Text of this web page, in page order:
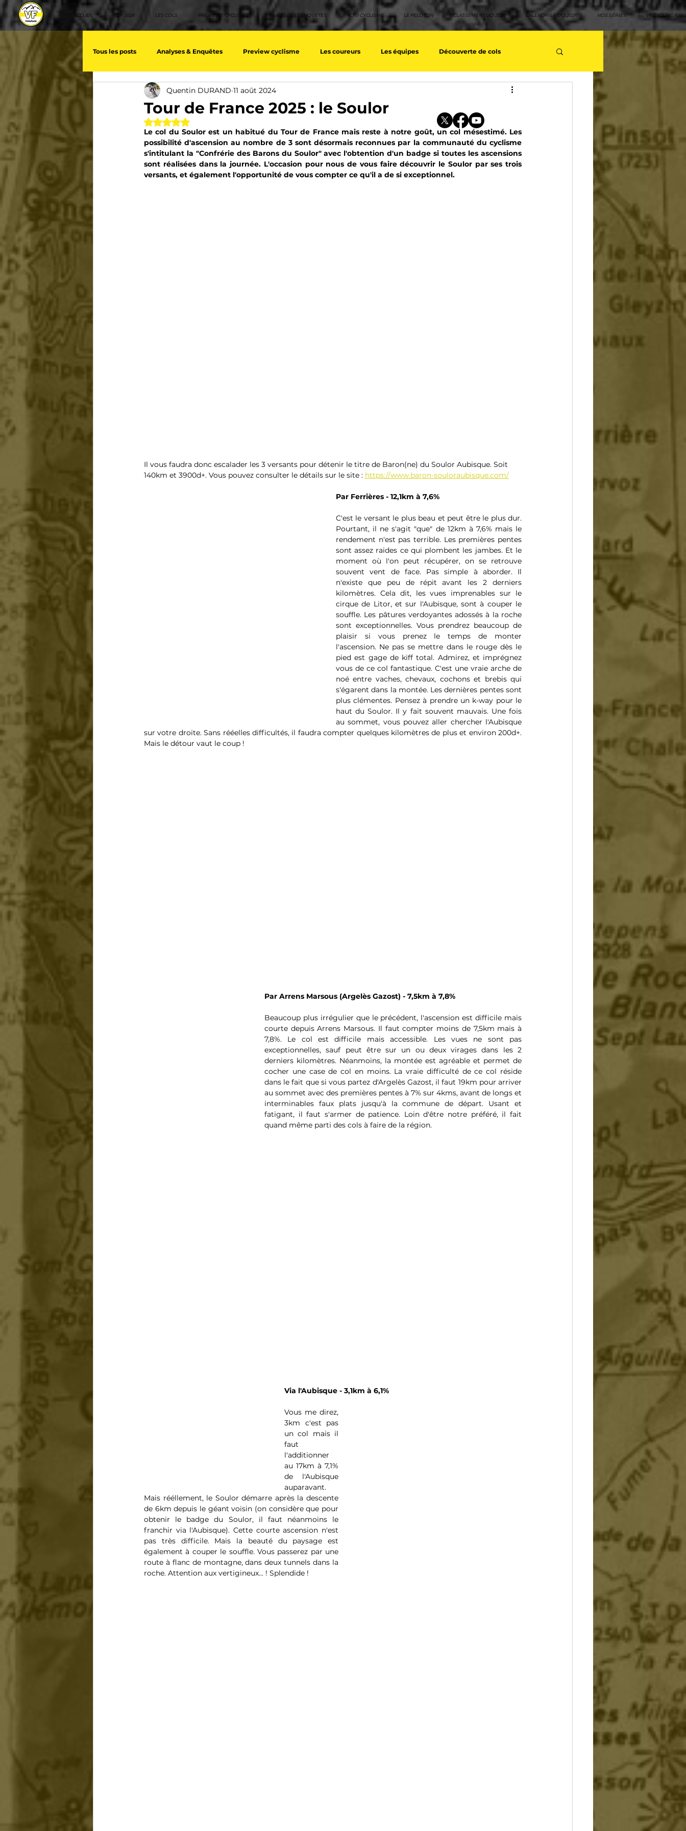
ACCUEIL TDF 2026 LES COLS PREVIEWS CYCLISME ANALYSES ET ENQUETES ACTU CYCLISME LE PELOTON CLASSEMENT UCI 2026 CALENDRIER UCI 2026 NOS SÉRIES VF CYCLING
Tous les posts Analyses & Enquêtes Preview cyclisme Les coureurs Les équipes Découverte de cols
Les voix du cyclisme Géopolitique Les Tuto cyclisme Nos séries - Coureurs sans GT
Nos séries - Baroudeurs Meilleurs équipes Top 10 grimpeurs Top 10 pavé Top 10 sprinteurs Top 10 rouleurs
Giro d'Italia TDF La vuelta / Tour d'Espagne Rétro Quizz EpopeeVF Actu cyclisme
Tour de France 2025 : le Soulor
Quentin DURAND 11 août 2024
Noté NaN étoiles sur 5.
Le col du Soulor est un habitué du Tour de France mais reste à notre goût, un col mésestimé. Les
possibilité d'ascension au nombre de 3 sont désormais reconnues par la communauté du cyclisme
s'intitulant la "Confrérie des Barons du Soulor" avec l'obtention d'un badge si toutes les ascensions
sont réalisées dans la journée. L'occasion pour nous de vous faire découvrir le Soulor par ses trois
versants, et également l'opportunité de vous compter ce qu'il a de si exceptionnel.
Il vous faudra donc escalader les 3 versants pour détenir le titre de Baron(ne) du Soulor Aubisque. Soit
140km et 3900d+. Vous pouvez consulter le détails sur le site : https://www.baron-souloraubisque.com/
Par Ferrières - 12,1km à 7,6%
C'est le versant le plus beau et peut être le plus dur.
Pourtant, il ne s'agit "que" de 12km à 7,6% mais le
rendement n'est pas terrible. Les premières pentes
sont assez raides ce qui plombent les jambes. Et le
moment où l'on peut récupérer, on se retrouve
souvent vent de face. Pas simple à aborder. Il
n'existe que peu de répit avant les 2 derniers
kilomètres. Cela dit, les vues imprenables sur le
cirque de Litor, et sur l'Aubisque, sont à couper le
souffle. Les pâtures verdoyantes adossés à la roche
sont exceptionnelles. Vous prendrez beaucoup de
plaisir si vous prenez le temps de monter
l'ascension. Ne pas se mettre dans le rouge dès le
pied est gage de kiff total. Admirez, et imprégnez
vous de ce col fantastique. C'est une vraie arche de
noé entre vaches, chevaux, cochons et brebis qui
s'égarent dans la montée. Les dernières pentes sont
plus clémentes. Pensez à prendre un k-way pour le
haut du Soulor. Il y fait souvent mauvais. Une fois
au sommet, vous pouvez aller chercher l'Aubisque
sur votre droite. Sans rééelles difficultés, il faudra compter quelques kilomètres de plus et environ 200d+.
Mais le détour vaut le coup !
Par Arrens Marsous (Argelès Gazost) - 7,5km à 7,8%
Beaucoup plus irrégulier que le précédent, l'ascension est difficile mais
courte depuis Arrens Marsous. Il faut compter moins de 7,5km mais à
7,8%. Le col est difficile mais accessible. Les vues ne sont pas
exceptionnelles, sauf peut être sur un ou deux virages dans les 2
derniers kilomètres. Néanmoins, la montée est agréable et permet de
cocher une case de col en moins. La vraie difficulté de ce col réside
dans le fait que si vous partez d'Argelès Gazost, il faut 19km pour arriver
au sommet avec des premières pentes à 7% sur 4kms, avant de longs et
interminables faux plats jusqu'à la commune de départ. Usant et
fatigant, il faut s'armer de patience. Loin d'être notre préféré, il fait
quand même parti des cols à faire de la région.
Via l'Aubisque - 3,1km à 6,1%
Vous me direz,
3km c'est pas
un col mais il
faut
l'additionner
au 17km à 7,1%
de l'Aubisque
auparavant.
Mais rééllement, le Soulor démarre après la descente
de 6km depuis le géant voisin (on considère que pour
obtenir le badge du Soulor, il faut néanmoins le
franchir via l'Aubisque). Cette courte ascension n'est
pas très difficile. Mais la beauté du paysage est
également à couper le souffle. Vous passerez par une
route à flanc de montagne, dans deux tunnels dans la
roche. Attention aux vertigineux... ! Splendide !